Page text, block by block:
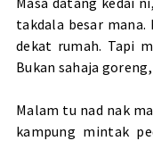
takdala besar mana.
dekat rumah. Tapi
Bukan sahaja
Malam tu nad nak
kampung mintak